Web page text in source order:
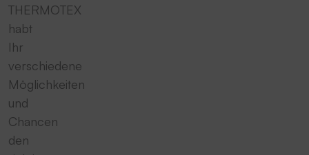
THERMOTEX
habt
Ihr
verschiedene
Möglichkeiten
und
Chancen
den